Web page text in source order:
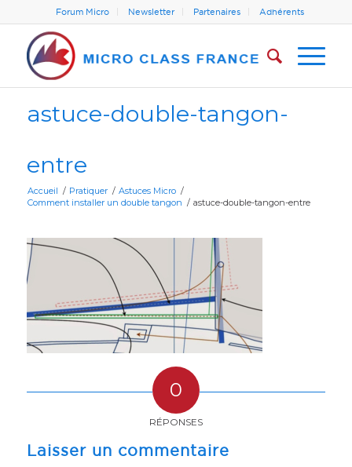
Forum Micro Newsletter Partenaires Adhérents
astuce-double-tangon-
entre
Accueil / Pratiquer / Astuces Micro /
Comment installer un double tangon / astuce-double-tangon-entre
0
RÉPONSES
Laisser un commentaire